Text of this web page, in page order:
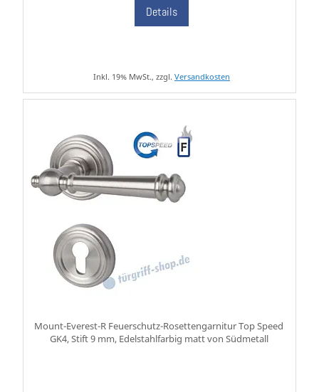
Details
Inkl. 19% MwSt., zzgl. Versandkosten
Mount-Everest-R Feuerschutz-Rosettengarnitur Top Speed
GK4, Stift 9 mm, Edelstahlfarbig matt von Südmetall